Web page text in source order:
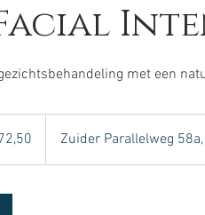
met een
Zuider Parallelweg